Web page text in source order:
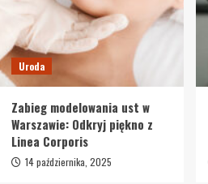
Uroda
Zabieg modelowania ust w
Warszawie: Odkryj piękno z
Linea Corporis
14 października, 2025